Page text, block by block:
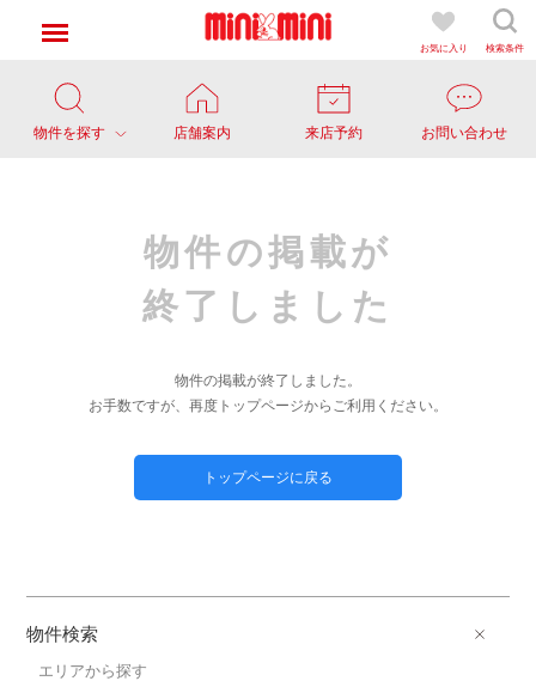
お気に入り 検索条件
物件を探す 店舗案内 来店予約 お問い合わせ
物件の掲載が
終了しました
物件の掲載が終了しました。
お手数ですが、再度トップページからご利用ください。
トップページに戻る
物件検索
エリアから探す